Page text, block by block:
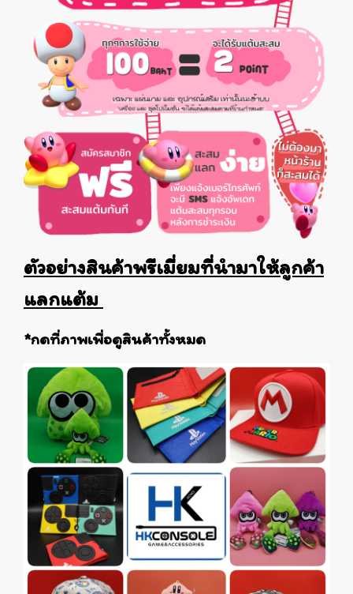
ตัวอย่างสินค้าพรีเมี่ยมที่นำมาให้ลูกค้า
แลกแต้ม
*กดที่ภาพเพื่อดูสินค้าทั้งหมด